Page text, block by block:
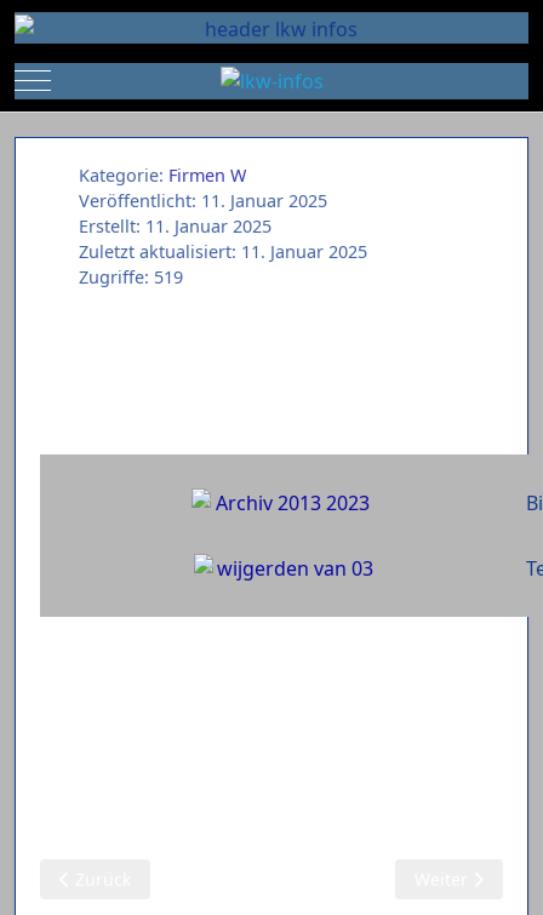
Mobile Menu Toggle
Kategorie: Firmen W
Veröffentlicht: 11. Januar 2025
Erstellt: 11. Januar 2025
Zuletzt aktualisiert: 11. Januar 2025
Zugriffe: 519